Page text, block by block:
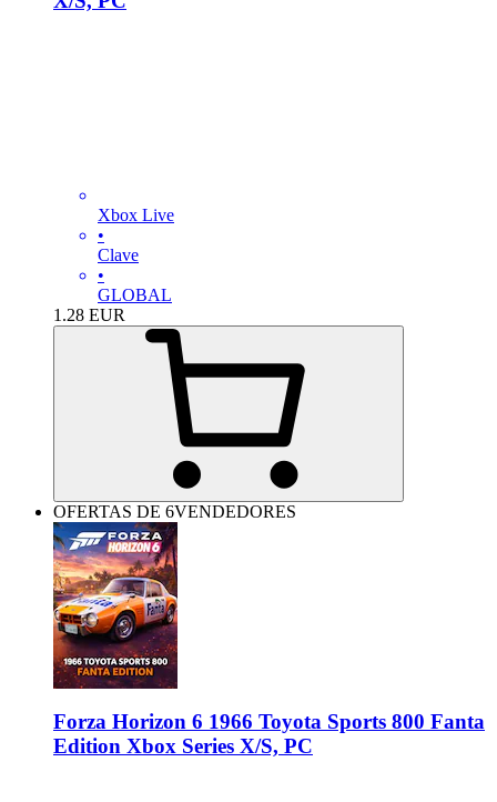
Xbox Live
•
Clave
•
GLOBAL
1.28 EUR
OFERTAS DE 6VENDEDORES
Forza Horizon 6 1966 Toyota Sports 800 Fanta
Edition Xbox Series X/S, PC